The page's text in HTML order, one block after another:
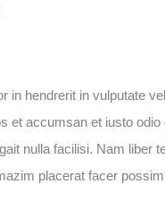
in hendrerit in vulputate
et accumsan et iusto
nulla facilisi. Nam liber
placerat facer